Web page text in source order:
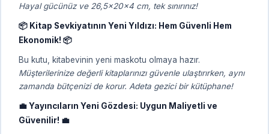
Hayal gücünüz ve 26,5x20x4 cm, tek sınırınız!
📦 Kitap Sevkiyatının Yeni Yıldızı: Hem Güvenli Hem
Ekonomik! 📦
Bu kutu, kitabevinin yeni maskotu olmaya hazır.
Müşterilerinize değerli kitaplarınızı güvenle ulaştırırken, aynı
zamanda bütçenizi de korur. Adeta gezici bir kütüphane!
💼 Yayıncıların Yeni Gözdesi: Uygun Maliyetli ve
Güvenilir! 💼